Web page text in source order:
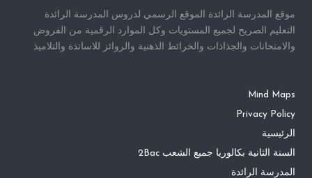
موقع المدرسة الرائدة الموقع الرسمي لدروس المدرسة الرائدة
التعليم الصريح لجميع المستويات وكل الموارد الرقمية من الفروض
والامتحانات والجذاذات والخرائط الذهنية والروائز للاساتذة والتلاميذ
Mind Maps
Privacy Policy
الرئيسية
السنة الثانية بكالوريا جميع الشعب 2Bac
المدرسة الرائدة